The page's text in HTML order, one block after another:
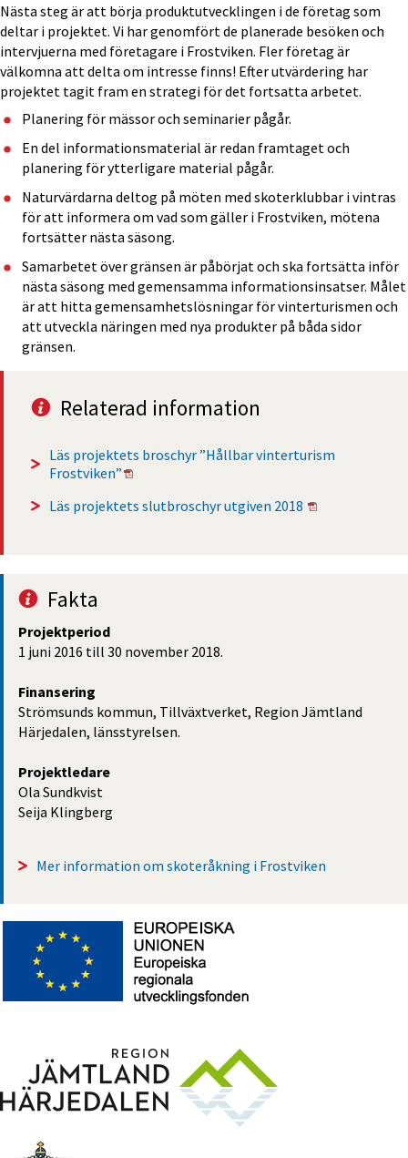
Nästa steg är att börja produktutvecklingen i de företag som
deltar i projektet. Vi har genomfört de planerade besöken och
intervjuerna med företagare i Frostviken. Fler företag är
välkomna att delta om intresse finns! Efter utvärdering har
projektet tagit fram en strategi för det fortsatta arbetet.
Planering för mässor och seminarier pågår.
En del informationsmaterial är redan framtaget och
planering för ytterligare material pågår.
Naturvärdarna deltog på möten med skoterklubbar i vintras
för att informera om vad som gäller i Frostviken, mötena
fortsätter nästa säsong.
Samarbetet över gränsen är påbörjat och ska fortsätta inför
nästa säsong med gemensamma informationsinsatser. Målet
är att hitta gemensamhetslösningar för vinterturismen och
att utveckla näringen med nya produkter på båda sidor
gränsen.
Relaterad information
Läs projektets broschyr ”Hållbar vinterturism
Frostviken” Pdf, 2 MB, öppnas i nytt fönster.
Läs projektets slutbroschyr utgiven 2018
Pdf, 1 MB,
Fakta
Projektperiod
1 juni 2016 till 30 november 2018.
Finansering
Strömsunds kommun, Tillväxtverket, Region Jämtland
Härjedalen, länsstyrelsen.
Projektledare
Ola Sundkvist
Seija Klingberg
Mer information om skoteråkning i Frostviken